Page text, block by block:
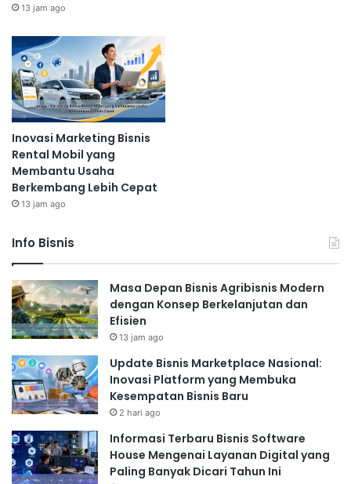
13 jam ago
Inovasi Marketing Bisnis
Rental Mobil yang
Membantu Usaha
Berkembang Lebih Cepat
13 jam ago
Info Bisnis
Masa Depan Bisnis Agribisnis Modern
dengan Konsep Berkelanjutan dan
Efisien
13 jam ago
Update Bisnis Marketplace Nasional:
Inovasi Platform yang Membuka
Kesempatan Bisnis Baru
2 hari ago
Informasi Terbaru Bisnis Software
House Mengenai Layanan Digital yang
Paling Banyak Dicari Tahun Ini